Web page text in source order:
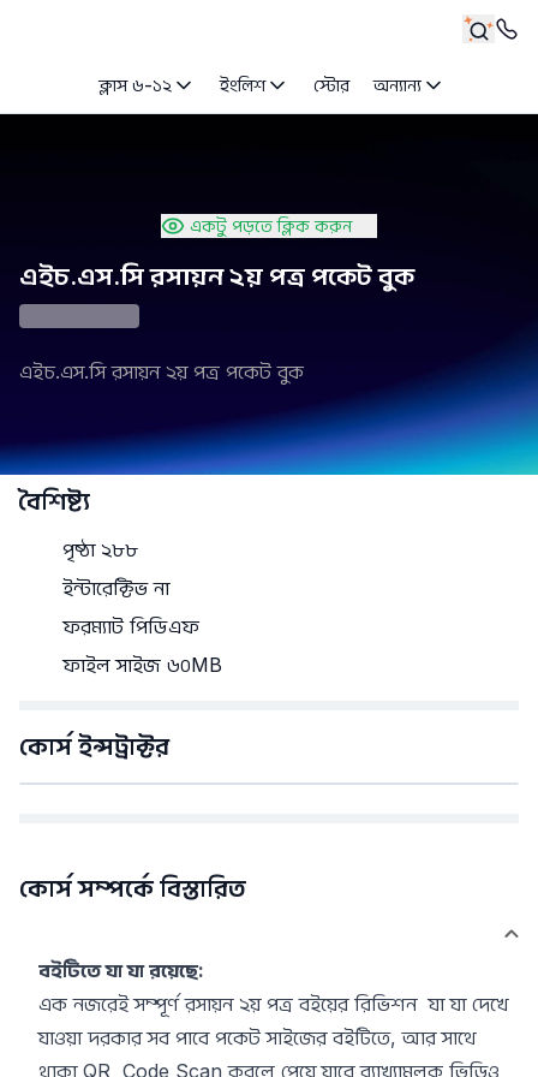
ক্লাস ৬-১২ ইংলিশ স্টোর অন্যান্য
একটু পড়তে ক্লিক করুন
এইচ.এস.সি রসায়ন ২য় পত্র পকেট বুক
এইচ.এস.সি রসায়ন ২য় পত্র পকেট বুক
বৈশিষ্ট্য
পৃষ্ঠা ২৮৮
ইন্টারেক্টিভ না
ফরম্যাট পিডিএফ
ফাইল সাইজ ৬০MB
কোর্স ইন্সট্রাক্টর
কোর্স সম্পর্কে বিস্তারিত
বইটিতে যা যা রয়েছে:
এক নজরেই সম্পূর্ণ রসায়ন ২য় পত্র বইয়ের রিভিশন যা যা দেখে
যাওয়া দরকার সব পাবে পকেট সাইজের বইটিতে, আর সাথে
থাকা QR Code Scan করলে পেয়ে যাবে ব্যাখ্যামূলক ভিডিও